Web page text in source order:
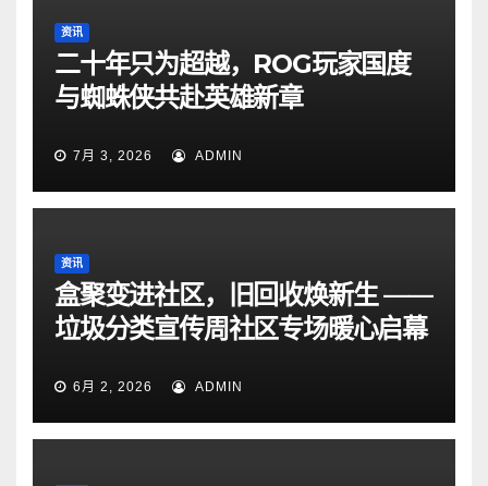
资讯
二十年只为超越，ROG玩家国度
与蜘蛛侠共赴英雄新章
7月 3, 2026 ADMIN
资讯
盒聚变进社区，旧回收焕新生 ——
垃圾分类宣传周社区专场暖心启幕
6月 2, 2026 ADMIN